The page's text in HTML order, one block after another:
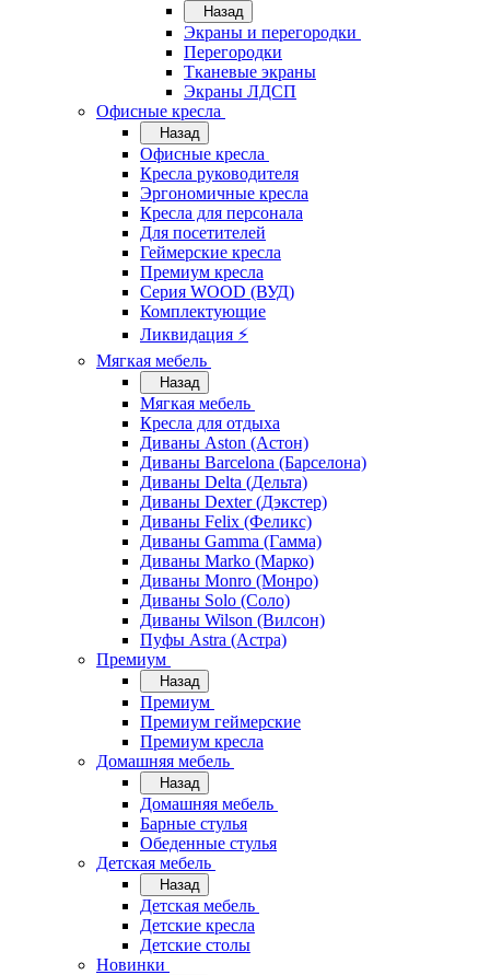
Назад
Экраны и перегородки
Перегородки
Тканевые экраны
Экраны ЛДСП
Офисные кресла
Назад
Офисные кресла
Кресла руководителя
Эргономичные кресла
Кресла для персонала
Для посетителей
Геймерские кресла
Премиум кресла
Серия WOOD (ВУД)
Комплектующие
Ликвидация ⚡
Мягкая мебель
Назад
Мягкая мебель
Кресла для отдыха
Диваны Aston (Астон)
Диваны Barcelona (Барселона)
Диваны Delta (Дельта)
Диваны Dexter (Дэкстер)
Диваны Felix (Феликс)
Диваны Gamma (Гамма)
Диваны Marko (Марко)
Диваны Monro (Монро)
Диваны Solo (Соло)
Диваны Wilson (Вилсон)
Пуфы Astra (Астра)
Премиум
Назад
Премиум
Премиум геймерские
Премиум кресла
Домашняя мебель
Назад
Домашняя мебель
Барные стулья
Обеденные стулья
Детская мебель
Назад
Детская мебель
Детские кресла
Детские столы
Новинки